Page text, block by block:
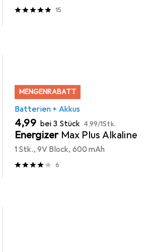
15
MENGENRABATT
Batterien + Akkus
EUR
4,99 bei 3 Stück EUR
4,99/1Stk.
Energizer Max Plus Alkaline
1 Stk., 9V Block, 600 mAh
6